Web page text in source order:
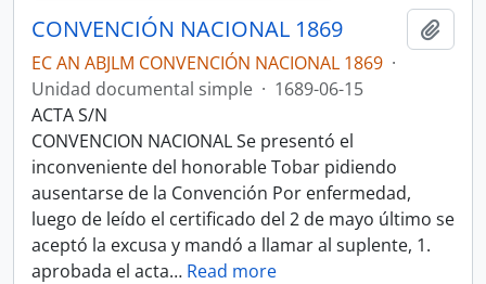
CONVENCIÓN NACIONAL 1869
EC AN ABJLM CONVENCIÓN NACIONAL 1869 ·
Unidad documental simple · 1689-06-15
ACTA S/N
CONVENCION NACIONAL Se presentó el
inconveniente del honorable Tobar pidiendo
ausentarse de la Convención Por enfermedad,
luego de leído el certificado del 2 de mayo último se
aceptó la excusa y mandó a llamar al suplente, 1.
aprobada el acta… Read more